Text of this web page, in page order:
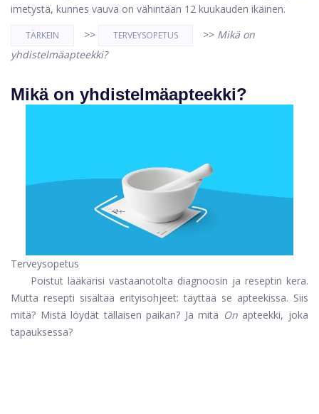
imetystä, kunnes vauva on vähintään 12 kuukauden ikäinen.
TÄRKEIN >> TERVEYSOPETUS >> Mikä on
yhdistelmäapteekki?
Mikä on yhdistelmäapteekki?
Terveysopetus
Poistut lääkärisi vastaanotolta diagnoosin ja reseptin kera.
Mutta resepti sisältää erityisohjeet: täyttää se apteekissa. Siis
mitä? Mistä löydät tällaisen paikan? Ja mitä On apteekki, joka
tapauksessa?